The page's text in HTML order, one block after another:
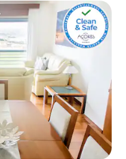
appréciés